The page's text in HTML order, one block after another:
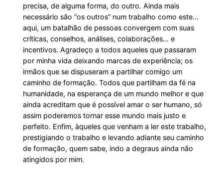
precisa, de alguma forma, do outro. Ainda mais
necessário são “os outros” num trabalho como este…
aqui, um batalhão de pessoas convergem com suas
críticas, conselhos, análises, colaborações… e
incentivos. Agradeço a todos aqueles que passaram
por minha vida deixando marcas de experiência; os
irmãos que se dispuseram a partilhar comigo um
caminho de formação. Todos que partilham da fé na
humanidade, na esperança de um mundo melhor e que
ainda acreditam que é possível amar o ser humano, só
assim poderemos tornar esse mundo mais justo e
perfeito. Enfim, àqueles que venham a ler este trabalho,
prestigiando o trabalho e levando adiante seu caminho
de formação, quem sabe, indo a degraus ainda não
atingidos por mim.